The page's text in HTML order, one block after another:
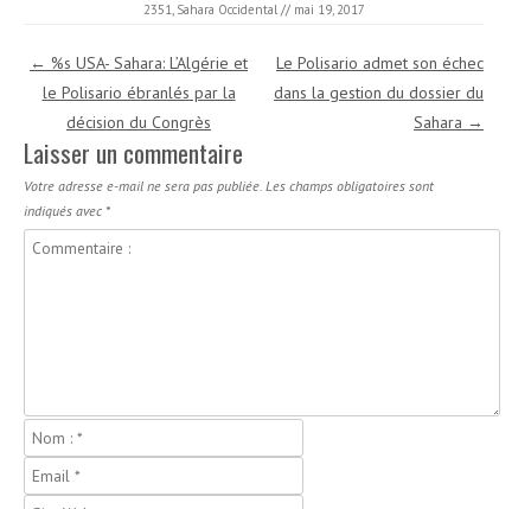
2351, Sahara Occidental // mai 19, 2017
Navigation des articles
← %s USA- Sahara: L’Algérie et
le Polisario ébranlés par la
décision du Congrès
Le Polisario admet son échec
dans la gestion du dossier du
Sahara →
Laisser un commentaire
Votre adresse e-mail ne sera pas publiée. Les champs obligatoires sont
indiqués avec *